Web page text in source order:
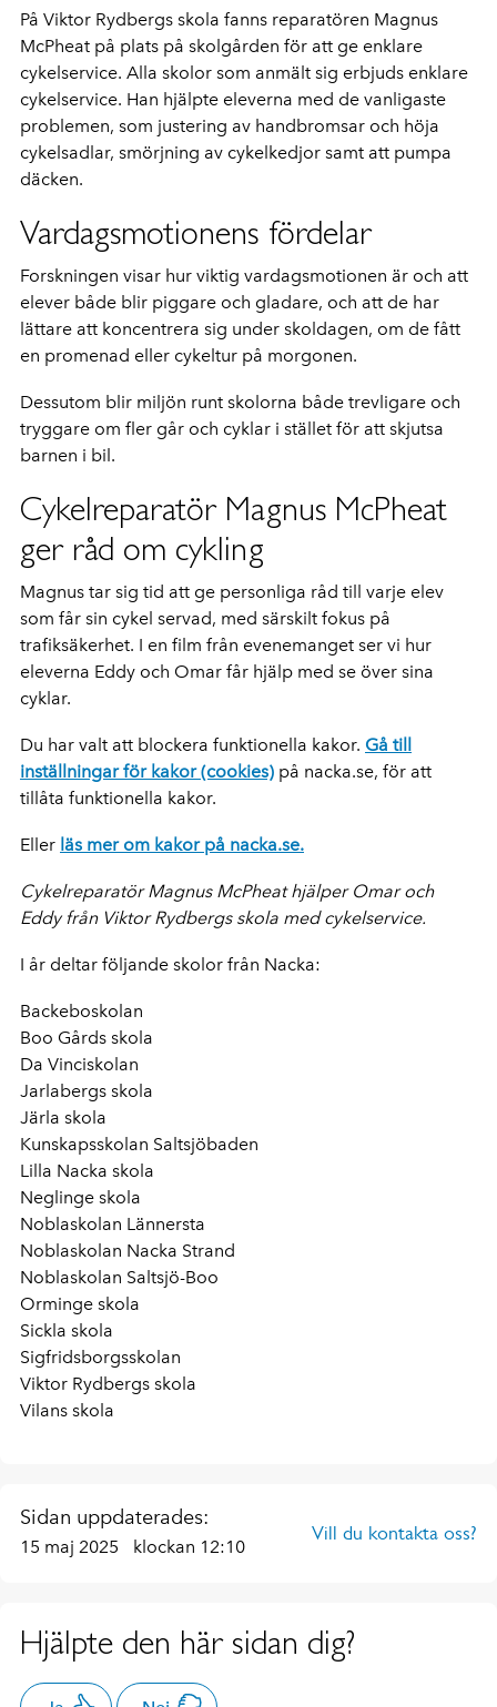
På Viktor Rydbergs skola fanns reparatören Magnus
McPheat på plats på skolgården för att ge enklare
cykelservice. Alla skolor som anmält sig erbjuds enklare
cykelservice. Han hjälpte eleverna med de vanligaste
problemen, som justering av handbromsar och höja
cykelsadlar, smörjning av cykelkedjor samt att pumpa
däcken.
Vardagsmotionens fördelar
Forskningen visar hur viktig vardagsmotionen är och att
elever både blir piggare och gladare, och att de har
lättare att koncentrera sig under skoldagen, om de fått
en promenad eller cykeltur på morgonen.
Dessutom blir miljön runt skolorna både trevligare och
tryggare om fler går och cyklar i stället för att skjutsa
barnen i bil.
Cykelreparatör Magnus McPheat
ger råd om cykling
Magnus tar sig tid att ge personliga råd till varje elev
som får sin cykel servad, med särskilt fokus på
trafiksäkerhet. I en film från evenemanget ser vi hur
eleverna Eddy och Omar får hjälp med se över sina
cyklar.
Du har valt att blockera funktionella kakor. Gå till
inställningar för kakor (cookies) på nacka.se, för att
tillåta funktionella kakor.
Eller läs mer om kakor på nacka.se.
Cykelreparatör Magnus McPheat hjälper Omar och
Eddy från Viktor Rydbergs skola med cykelservice.
I år deltar följande skolor från Nacka:
Backeboskolan
Boo Gårds skola
Da Vinciskolan
Jarlabergs skola
Järla skola
Kunskapsskolan Saltsjöbaden
Lilla Nacka skola
Neglinge skola
Noblaskolan Lännersta
Noblaskolan Nacka Strand
Noblaskolan Saltsjö-Boo
Orminge skola
Sickla skola
Sigfridsborgsskolan
Viktor Rydbergs skola
Vilans skola
Sidan uppdaterades:
15 maj 2025 klockan 12:10
Vill du kontakta oss?
Hjälpte den här sidan dig?